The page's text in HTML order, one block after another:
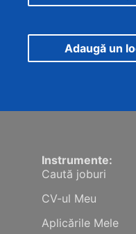
Adaugă un
Instrumente:
Caută joburi
CV-ul Meu
Aplicările Mele